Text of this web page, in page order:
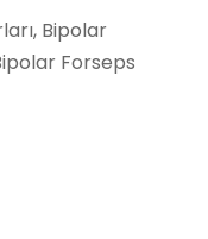
Bipolar
Forseps